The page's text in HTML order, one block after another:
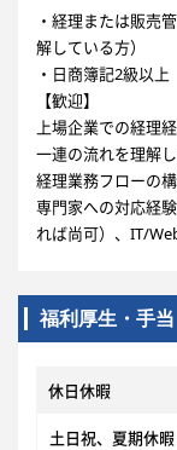
・経理または販売
解している方）
・日商簿記2級以上
【歓迎】
上場企業での経理
一連の流れを理解
経理業務フローの
専門家への対応経
れば尚可）、IT/
福利厚生・手当
休日休暇
土日祝、夏期休